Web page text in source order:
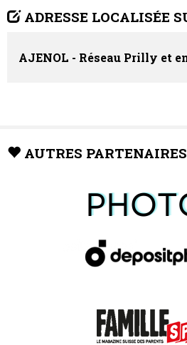
ADRESSE LOCALISÉE
AJENOL - Réseau Prilly et
AUTRES PARTENAIRES